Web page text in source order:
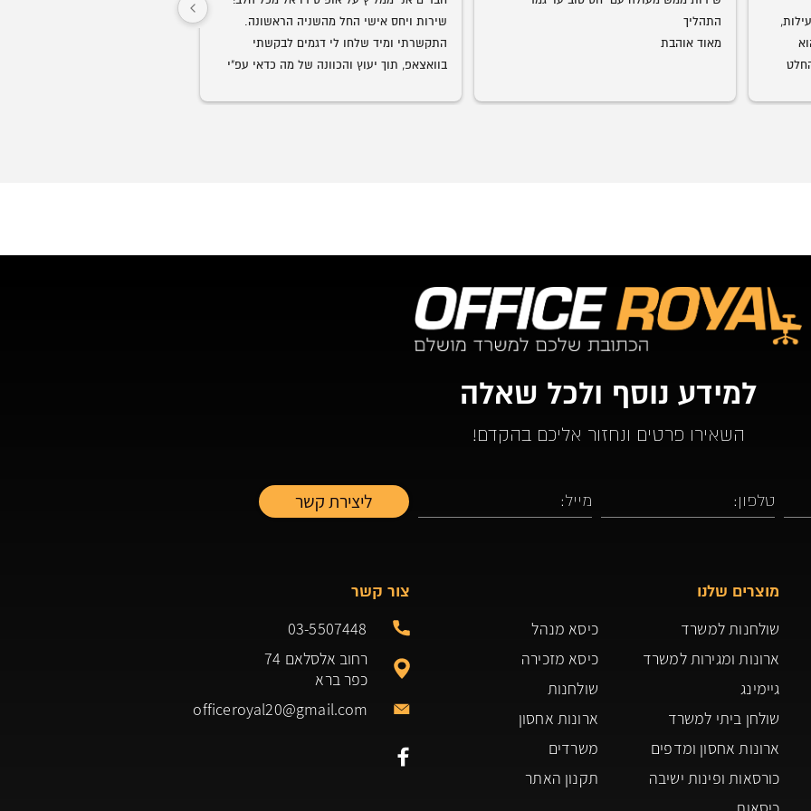
מוצרים ברמת גימור מדהימה. עכשיו הוא
התחיל להביא חדרי ילדים גם אנחנו בהחלט
התהליך
מאוד אוהבת
עמג'אד, גבר שבגברים.
למידע נוסף ולכל שאלה
השאירו פרטים ונחזור אליכם בהקדם!
מוצרים שלנו
שולחנות למשרד
ארונות ומגירות למשרד
גיימינג
שולחן ביתי למשרד
ארונות אחסון ומדפים
כורסאות ופינות ישיבה
כיסא מנהל
כיסא מזכירה
שולחנות
ארונות אחסון
משרדים
תקנון האתר
צור קשר
03-5507448
רחוב אלסלאם 74
כפר ברא
officeroyal20@gmail.com